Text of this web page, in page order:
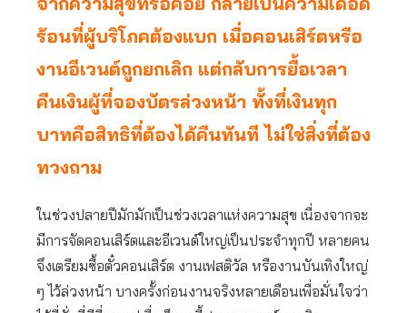
ร้อนที่ผู้บริโภคต้องแบก เมื่อคอนเสิร์ตหรือ
งานอีเวนต์ถูกยกเลิก แต่กลับการยื้อเวลา
คืนเงินผู้ที่จองบัตรล่วงหน้า ทั้งที่เงินทุก
บาทคือสิทธิที่ต้องได้คืนทันที ไม่ใช่สิ่งที่ต้อง
ทวงถาม
ในช่วงปลายปีมักมักเป็นช่วงเวลาแห่งความสุข เนื่องจากจะ
มีการจัดคอนเสิร์ตและอีเวนต์ใหญ่เป็นประจำทุกปี หลายคน
จึงเตรียมซื้อตั๋วคอนเสิร์ต งานเฟสติวัล หรืองานบันเทิงใหญ่
ๆ ไว้ล่วงหน้า บางครั้งก่อนงานจริงหลายเดือนเพื่อมั่นใจว่า